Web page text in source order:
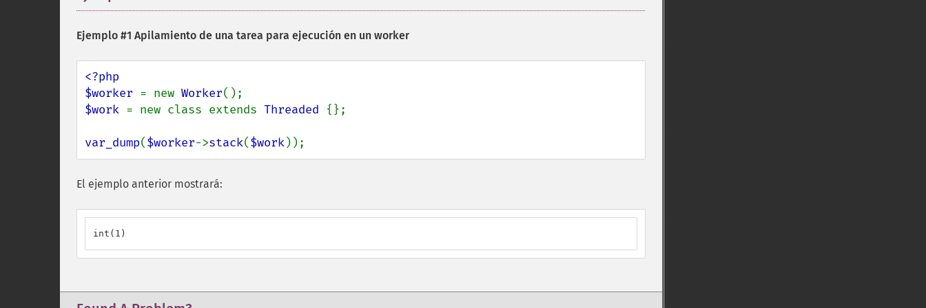
Ejemplo #1 Apilamiento de una tarea para ejecución en un worker
<?php
$worker = new Worker
$work = new class extends Threaded {};
var_dump($worker->stack($work));
El ejemplo anterior mostrará:
int(1)